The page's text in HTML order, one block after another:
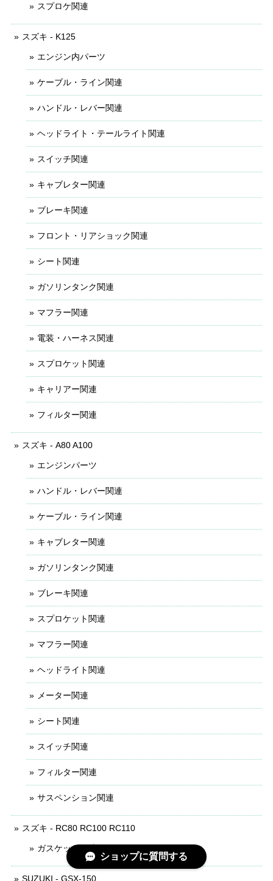
スプロケ関連
スズキ - K125
エンジン内パーツ
ケーブル・ライン関連
ハンドル・レバー関連
ヘッドライト・テールライト関連
スイッチ関連
キャブレター関連
ブレーキ関連
フロント・リアショック関連
シート関連
ガソリンタンク関連
マフラー関連
電装・ハーネス関連
スプロケット関連
キャリアー関連
フィルター関連
スズキ - A80 A100
エンジンパーツ
ハンドル・レバー関連
ケーブル・ライン関連
キャブレター関連
ガソリンタンク関連
ブレーキ関連
スプロケット関連
マフラー関連
ヘッドライト関連
メーター関連
シート関連
スイッチ関連
フィルター関連
サスペンション関連
スズキ - RC80 RC100 RC110
ガスケット関連
SUZUKI - GSX-150
ショップに質問する